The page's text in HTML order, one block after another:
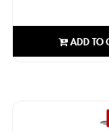
ADD TO